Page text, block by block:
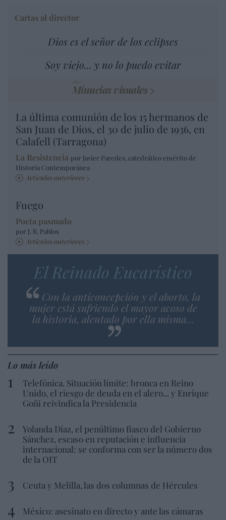
Cartas al director
Dios es el señor de los eclipses
Soy viejo... y no lo puedo evitar
Minucias visuales
La última comunión de los 15 hermanos de
San Juan de Dios, el 30 de julio de 1936, en
Calafell (Tarragona)
La Resistencia por Javier Paredes, catedrático emérito de
Historia Contemporánea
Artículos anteriores
Fuego
Poeta pasmado
por J. R. Pablos
Artículos anteriores
El Reinado Eucarístico
Con la anticoncepción y el aborto, la
mujer está sufriendo el mayor acoso de
la historia, alentado por ella misma…
Lo más leído
Telefónica. Situación límite: bronca en Reino
Unido, el riesgo de deuda en el alero... y Enrique
Goñi reivindica la Presidencia
Yolanda Díaz, el penúltimo fiasco del Gobierno
Sánchez, escaso en reputación e influencia
internacional: se conforma con ser la número dos
de la OIT
Ceuta y Melilla, las dos columnas de Hércules
México: asesinato en directo y ante las cámaras